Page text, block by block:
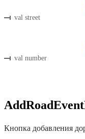
val street
val number
Кнопка добавления